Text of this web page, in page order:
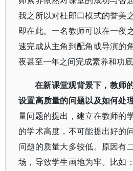
我之所以对杜郎口模式的誉美
即在此。一名教师可以在一夜
速完成从主角到配角或导演的
夜甚至一年之间完成素养和功底
在新课堂观背景下，教师
设置高质量的问题以及如何处
量问题的提出，建立在教师的
的学术高度，不可能提出好的
问题的质量大多较低。原因有
场，导致学生画地为牢。比如